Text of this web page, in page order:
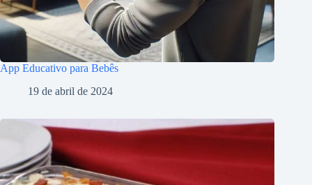
App Educativo para Bebês
19 de abril de 2024